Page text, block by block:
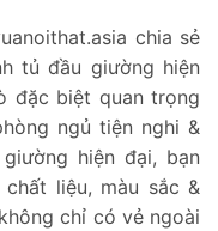
chia sẻ
tủ đầu giường hiện
đặc biệt quan trọng
ngủ tiện nghi &
hiện đại, bạn
liệu, màu sắc &
chỉ có vẻ ngoài